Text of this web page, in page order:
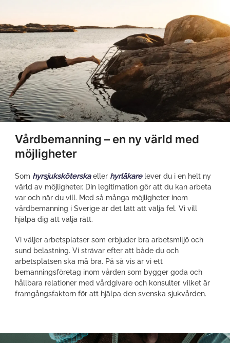
Vårdbemanning – en ny värld med
möjligheter
Som hyrsjuksköterskaeller hyrläkare lever du i en helt ny
värld av möjligheter. Din legitimation gör att du kan arbeta
var och när du vill. Med så många möjligheter inom
vårdbemanning i Sverige är det lätt att välja fel. Vi vill
hjälpa dig att välja rätt.
Vi väljer arbetsplatser som erbjuder bra arbetsmiljö och
sund belastning. Vi strävar efter att både du och
arbetsplatsen ska må bra. På så vis är vi ett
bemanningsföretag inom vården som bygger goda och
hållbara relationer med vårdgivare och konsulter, vilket är
framgångsfaktorn för att hjälpa den svenska sjukvården.